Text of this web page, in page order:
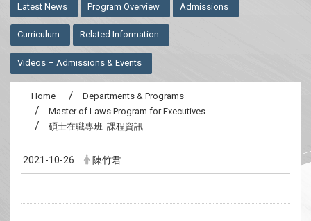
Latest News Program Overview Admissions
Curriculum Related Information
Videos – Admissions & Events
Home
Departments & Programs
Master of Laws Program for Executives
碩士在職專班_課程資訊
2021-10-26 陳竹君